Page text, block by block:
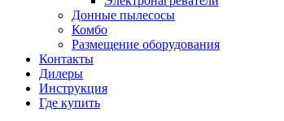
Донные пылесосы
Комбо
Размещение оборудования
Контакты
Дилеры
Инструкция
Где купить